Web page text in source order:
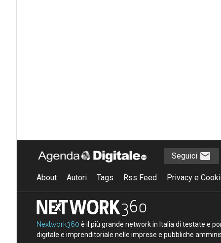
Seguici
About Autori Tags Rss Feed Privacy e
Nextwork360 è il più grande network in Italia di testate e
digitale e imprenditoriale nelle imprese e pubbliche